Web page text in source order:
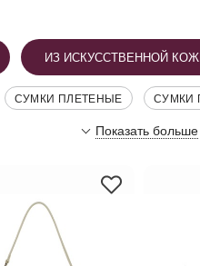
ИЗ ИСКУССТВЕННОЙ
СУМКИ ПЛЕТЕНЫЕ СУМКИ
Показать больше